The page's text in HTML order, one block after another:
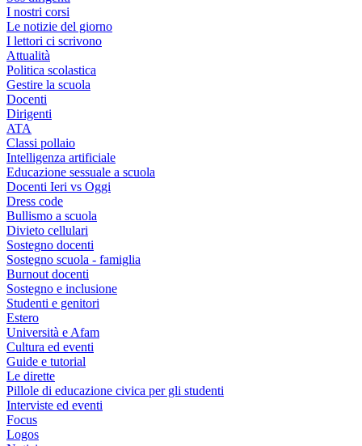
I nostri corsi
Le notizie del giorno
I lettori ci scrivono
Attualità
Politica scolastica
Gestire la scuola
Docenti
Dirigenti
ATA
Classi pollaio
Intelligenza artificiale
Educazione sessuale a scuola
Docenti Ieri vs Oggi
Dress code
Bullismo a scuola
Divieto cellulari
Sostegno docenti
Sostegno scuola - famiglia
Burnout docenti
Sostegno e inclusione
Studenti e genitori
Estero
Università e Afam
Cultura ed eventi
Guide e tutorial
Le dirette
Pillole di educazione civica per gli studenti
Interviste ed eventi
Focus
Logos